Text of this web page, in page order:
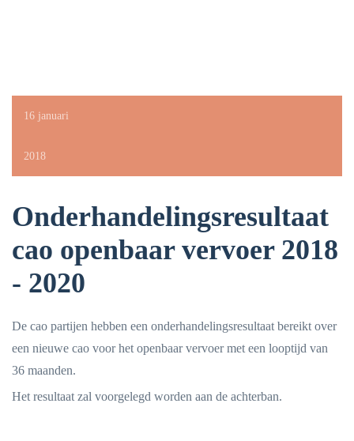
16 januari
2018
Onderhandelingsresultaat
cao openbaar vervoer 2018
- 2020
De cao partijen hebben een onderhandelingsresultaat bereikt over
een nieuwe cao voor het openbaar vervoer met een looptijd van
36 maanden.
Het resultaat zal voorgelegd worden aan de achterban.